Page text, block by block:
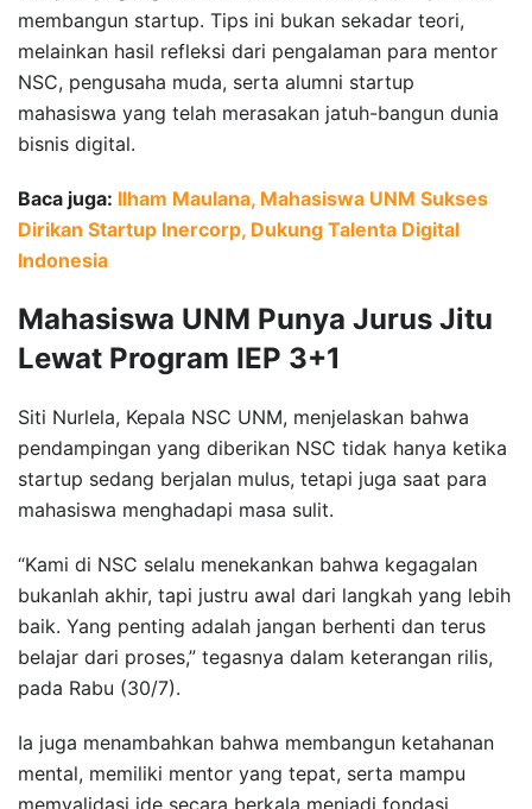
membangun startup. Tips ini bukan sekadar teori,
melainkan hasil refleksi dari pengalaman para mentor
NSC, pengusaha muda, serta alumni startup
mahasiswa yang telah merasakan jatuh-bangun dunia
bisnis digital.
Baca juga: Ilham Maulana, Mahasiswa UNM Sukses
Dirikan Startup Inercorp, Dukung Talenta Digital
Indonesia
Mahasiswa UNM Punya Jurus Jitu
Lewat Program IEP 3+1
Siti Nurlela, Kepala NSC UNM, menjelaskan bahwa
pendampingan yang diberikan NSC tidak hanya ketika
startup sedang berjalan mulus, tetapi juga saat para
mahasiswa menghadapi masa sulit.
“Kami di NSC selalu menekankan bahwa kegagalan
bukanlah akhir, tapi justru awal dari langkah yang lebih
baik. Yang penting adalah jangan berhenti dan terus
belajar dari proses,” tegasnya dalam keterangan rilis,
pada Rabu (30/7).
Ia juga menambahkan bahwa membangun ketahanan
mental, memiliki mentor yang tepat, serta mampu
memvalidasi ide secara berkala menjadi fondasi